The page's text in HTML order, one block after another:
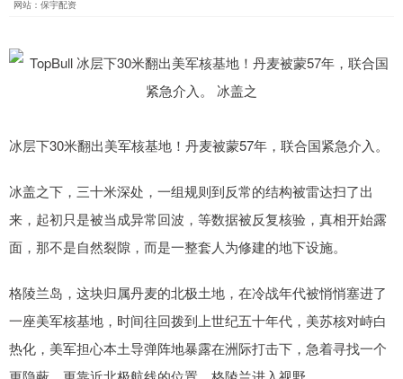
网站：保宇配资
冰层下30米翻出美军核基地！丹麦被蒙57年，联合国紧急介入。
冰盖之下，三十米深处，一组规则到反常的结构被雷达扫了出
来，起初只是被当成异常回波，等数据被反复核验，真相开始露
面，那不是自然裂隙，而是一整套人为修建的地下设施。
格陵兰岛，这块归属丹麦的北极土地，在冷战年代被悄悄塞进了
一座美军核基地，时间往回拨到上世纪五十年代，美苏核对峙白
热化，美军担心本土导弹阵地暴露在洲际打击下，急着寻找一个